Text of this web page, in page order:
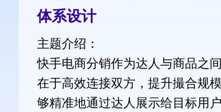
体系设计
主题介绍：
快手电商分销作为达人与商品之
在于高效连接双方，提升撮合规
够精准地通过达人展示给目标用